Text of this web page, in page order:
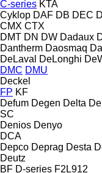
C-series KTA
Cyklop DAF DB DEC
CMX CTX
DMT DN DW Dadaux
Dantherm Daosmaq
DeLaval
DeLonghi
DMC DMU
Deckel
FP KF
Defum Degen Delta
SC
Denios Denyo
DCA
Depco Deprag Desta
Deutz
BF D-series F2L912